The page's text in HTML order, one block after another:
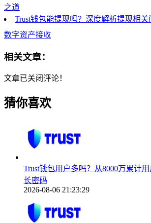
之道
Trust钱包能提现吗？深度解析提现相关
数字资产接收
相关文章：
文章已关闭评论！
猜你喜欢
Trust钱包用户多吗？从8000万累计
长密码
2026-08-06 21:23:29